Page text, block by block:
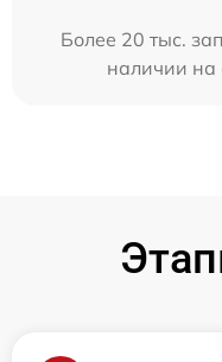
Более 20 тыс.
наличии на